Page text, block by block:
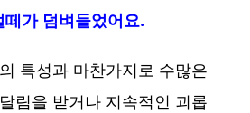
가 덤벼들었어요.
특성과 마찬가지로 수많은
림을 받거나 지속적인 괴롭